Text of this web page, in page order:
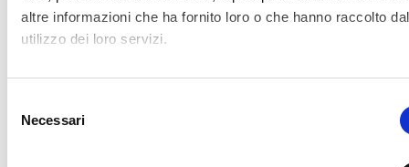
altre informazioni che ha fornito loro o che hanno raccolto
utilizzo dei loro servizi.
delNecessari
4 mm
Strato nobile
12/15 mm
Multistrato di betulla